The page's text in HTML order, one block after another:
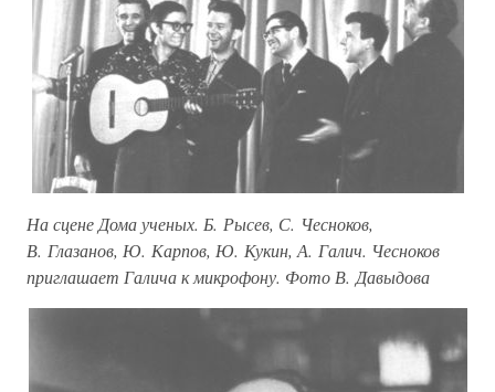
На сцене Дома ученых. Б. Рысев, С. Чесноков,
В. Глазанов, Ю. Карпов, Ю. Кукин, А. Галич. Чесноков
приглашает Галича к микрофону. Фото В. Давыдова